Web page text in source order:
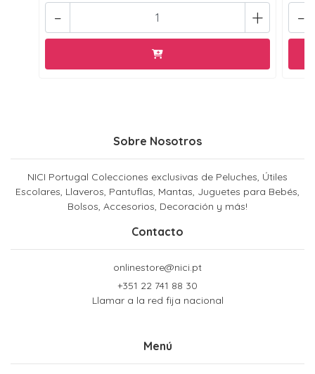
+
- -
Sobre Nosotros
NICI Portugal Colecciones exclusivas de Peluches, Útiles
Escolares, Llaveros, Pantuflas, Mantas, Juguetes para Bebés,
Bolsos, Accesorios, Decoración y más!
Contacto
onlinestore@nici.pt
+351 22 741 88 30
Llamar a la red fija nacional
Menú